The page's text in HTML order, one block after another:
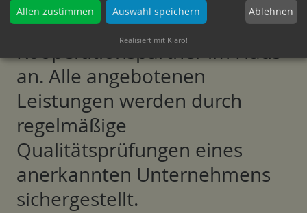
kompetente
Kooperationspartner im Haus
an. Alle angebotenen
Leistungen werden durch
regelmäßige
Qualitätsprüfungen eines
anerkannten Unternehmens
sichergestellt.
Allen zustimmen Auswahl speichern Ablehnen
Realisiert mit Klaro!